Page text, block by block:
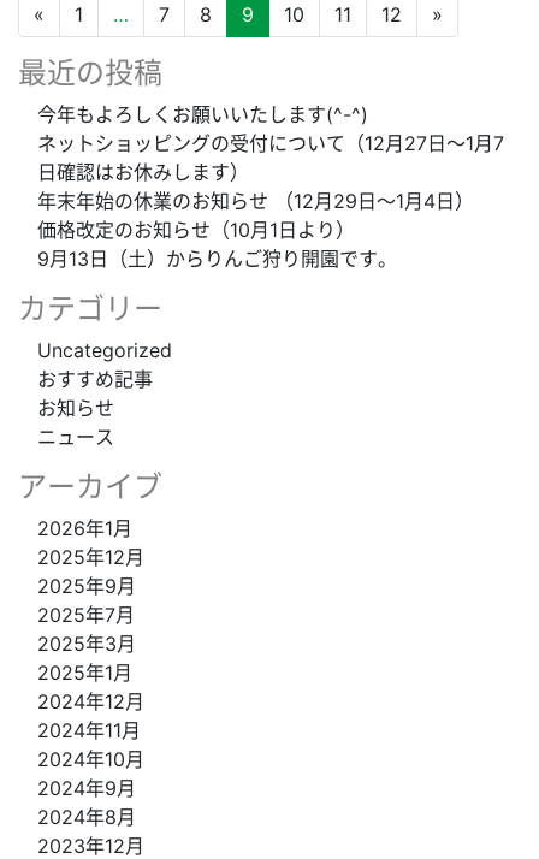
« 1 … 7 8 9 10 11 12 »
最近の投稿
今年もよろしくお願いいたします(^-^)
ネットショッピングの受付について（12月27日～1月7
日確認はお休みします）
年末年始の休業のお知らせ （12月29日～1月4日）
価格改定のお知らせ（10月1日より）
9月13日（土）からりんご狩り開園です。
カテゴリー
Uncategorized
おすすめ記事
お知らせ
ニュース
アーカイブ
2026年1月
2025年12月
2025年9月
2025年7月
2025年3月
2025年1月
2024年12月
2024年11月
2024年10月
2024年9月
2024年8月
2023年12月